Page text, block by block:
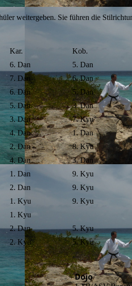
weitergeben. Sie führen die
Kar. Kob.
6. Dan 5. Dan
7. Dan 6. Dan
6. Dan 5. Dan
5. Dan 3. Dan
3. Dan 7. Kyu
4. Dan 1. Dan
2. Dan 8. Kyu
4. Dan 3. Dan
1. Dan 9. Kyu
2. Dan 9. Kyu
1. Kyu 9. Kyu
1. Kyu
2. Dan 5. Kyu
2. Kyu 5. Kyu
Dojo